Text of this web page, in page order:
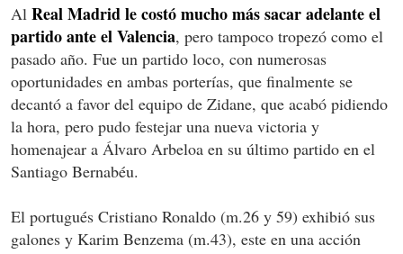
Al Real Madrid le costó mucho más sacar adelante el
partido ante el Valencia, pero tampoco tropezó como el
pasado año. Fue un partido loco, con numerosas
oportunidades en ambas porterías, que finalmente se
decantó a favor del equipo de Zidane, que acabó pidiendo
la hora, pero pudo festejar una nueva victoria y
homenajear a Álvaro Arbeloa en su último partido en el
Santiago Bernabéu.
El portugués Cristiano Ronaldo (m.26 y 59) exhibió sus
galones y Karim Benzema (m.43), este en una acción